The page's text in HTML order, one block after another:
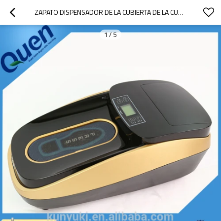
ZAPATO DISPENSADOR DE LA CUBIERTA DE LA CUBIERTA DEL ZAPATO
1/5